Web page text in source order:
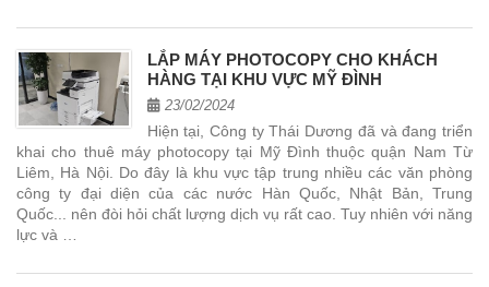
LẮP MÁY PHOTOCOPY CHO KHÁCH
HÀNG TẠI KHU VỰC MỸ ĐÌNH
23/02/2024
Hiện tại, Công ty Thái Dương đã và đang triển
khai cho thuê máy photocopy tại Mỹ Đình thuộc quận Nam Từ
Liêm, Hà Nội. Do đây là khu vực tập trung nhiều các văn phòng
công ty đại diện của các nước Hàn Quốc, Nhật Bản, Trung
Quốc... nên đòi hỏi chất lượng dịch vụ rất cao. Tuy nhiên với năng
lực và …